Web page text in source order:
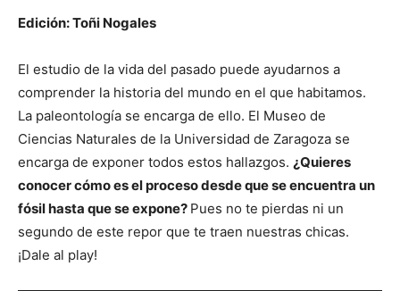
Edición: Toñi Nogales
El estudio de la vida del pasado puede ayudarnos a
comprender la historia del mundo en el que habitamos.
La paleontología se encarga de ello. El Museo de
Ciencias Naturales de la Universidad de Zaragoza se
encarga de exponer todos estos hallazgos. ¿Quieres
conocer cómo es el proceso desde que se encuentra un
fósil hasta que se expone? Pues no te pierdas ni un
segundo de este repor que te traen nuestras chicas.
¡Dale al play!